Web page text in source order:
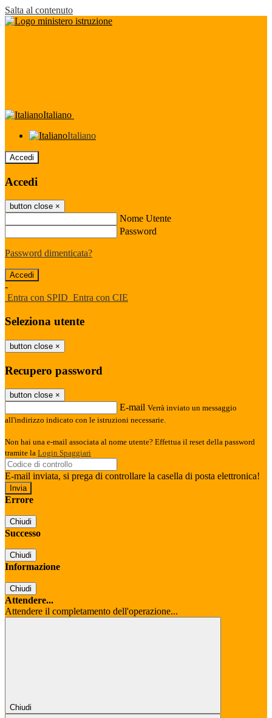
Salta al contenuto
Italiano
Italiano
Accedi
Accedi
button close ×
Nome Utente
Password
Password dimenticata?
-
Entra con SPID Entra con CIE
Seleziona utente
button close ×
Recupero password
button close ×
E-mail Verrà inviato un messaggio
all'indirizzo indicato con le istruzioni necessarie.
Non hai una e-mail associata al nome utente? Effettua il reset della password
tramite la Login Spaggiari
E-mail inviata, si prega di controllare la casella di posta elettronica!
Errore
Chiudi
Successo
Chiudi
Informazione
Chiudi
Attendere...
Attendere il completamento dell'operazione...
Chiudi